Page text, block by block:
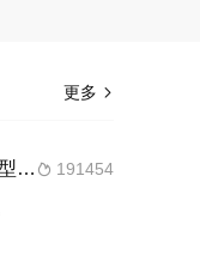
更多 
 191454
中華第一玉雕龍_C型龍的奧秘